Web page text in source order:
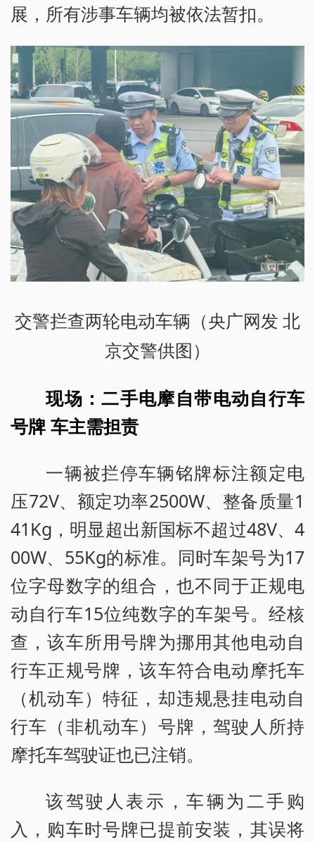
展，所有涉事车辆均被依法暂扣。
交警拦查两轮电动车辆（央广网发 北
京交警供图）
现场：二手电摩自带电动自行车
号牌 车主需担责
一辆被拦停车辆铭牌标注额定电
压72V、额定功率2500W、整备质量1
41Kg，明显超出新国标不超过48V、4
00W、55Kg的标准。同时车架号为17
位字母数字的组合，也不同于正规电
动自行车15位纯数字的车架号。经核
查，该车所用号牌为挪用其他电动自
行车正规号牌，该车符合电动摩托车
（机动车）特征，却违规悬挂电动自
行车（非机动车）号牌，驾驶人所持
摩托车驾驶证也已注销。
该驾驶人表示，车辆为二手购
入，购车时号牌已提前安装，其误将